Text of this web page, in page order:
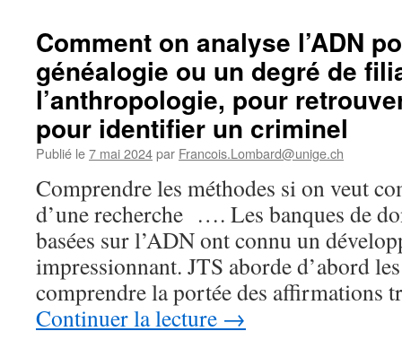
Comment on analyse l’ADN
généalogie ou un degré de
l’anthropologie, pour
pour identifier un criminel
Publié le7 mai 2024par Francois.Lombard@unige.ch
Comprendre les méthodes si on veut
d’une recherche …. Les banques de
basées sur l’ADN ont connu un
impressionnant. JTS aborde d’abord
comprendre la portée des affirmations
Continuer la lecture →